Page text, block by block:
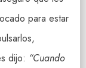
para estar
dijo: “Cuando